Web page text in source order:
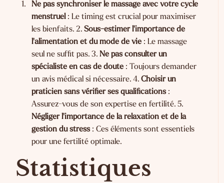
Ne pas synchroniser le massage avec votre cycle
menstruel: Le timing est crucial pour maximiser
les bienfaits. 2. Sous-estimer l'importance de
l'alimentation et du mode de vie: Le massage
seul ne suffit pas. 3. Ne pas consulter un
spécialiste en cas de doute: Toujours demander
un avis médical si nécessaire. 4. Choisir un
praticien sans vérifier ses qualifications:
Assurez-vous de son expertise en fertilité. 5.
Négliger l'importance de la relaxation et de la
gestion du stress: Ces éléments sont essentiels
pour une fertilité optimale.
Statistiques